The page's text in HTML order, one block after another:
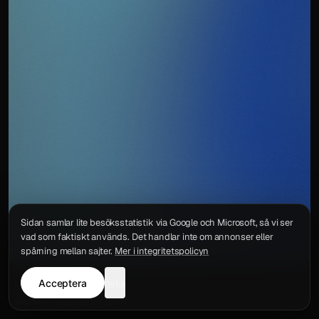
IntegritetspolicyKontakt
Sidan samlar lite besöksstatistik via Google och Microsoft, så vi ser
vad som faktiskt används. Det handlar inte om annonser eller
spårning mellan sajter. Mer i integritetspolicyn
Acceptera neka